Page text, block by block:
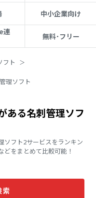
中小企業向け
連
無料･フリー
フト
理ソフト
ある名刺管理ソフ
ソフト2サービスをランキン
をまとめて比較可能！
索